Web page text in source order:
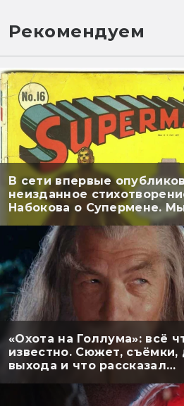
Рекомендуем
В сети впервые
неизданное
Набокова о Супермене.
перевели
«Охота на Голлума»: всё
известно. Сюжет, съёмки,
выхода и что рассказал